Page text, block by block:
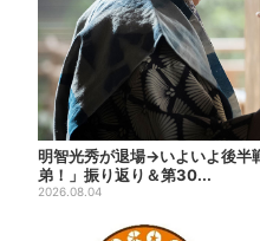
明智光秀が退場→いよいよ後半
弟！」振り返り＆第30...
2026.08.04